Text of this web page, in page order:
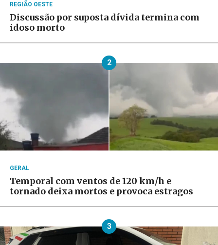
REGIÃO OESTE
Discussão por suposta dívida termina com
idoso morto
2
GERAL
Temporal com ventos de 120 km/h e
tornado deixa mortos e provoca estragos
3